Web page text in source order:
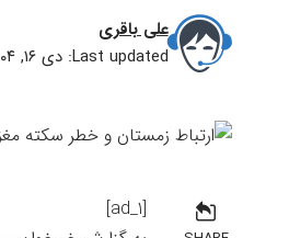
Last updated: دی ۱۶, ۱۴۰۴ ۱:۱۰ ق٫ظ
علی باقری
[ad_1]